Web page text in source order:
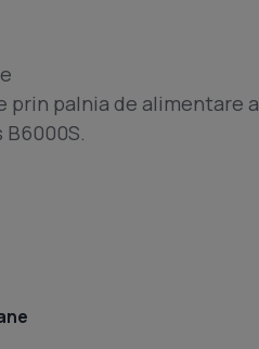
palnia de alimentare a